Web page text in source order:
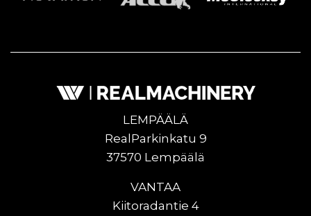
LEMPÄÄLÄ
RealParkinkatu 9
37570 Lempäälä
VANTAA
Kiitoradantie 4